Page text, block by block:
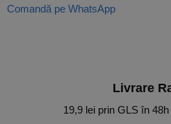
Comandă pe WhatsApp
Livrare
19,9 lei prin GLS în